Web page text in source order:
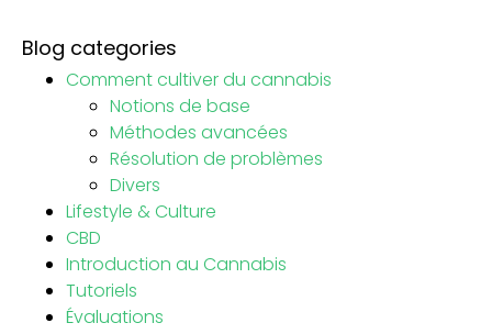
Blog categories
Comment cultiver du cannabis
Notions de base
Méthodes avancées
Résolution de problèmes
Divers
Lifestyle & Culture
CBD
Introduction au Cannabis
Tutoriels
Évaluations